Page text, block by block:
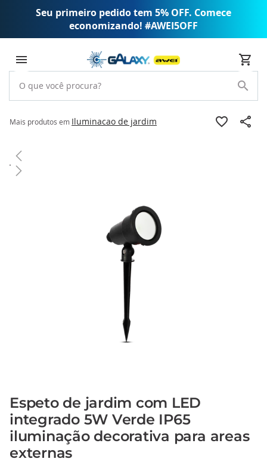
Seu primeiro pedido tem 5% OFF. Comece
economizando! #AWEI5OFF
Mais produtos em Iluminacao de jardim
Pular
para
Saltar
para
o
início
da
Espeto de jardim com LED
integrado 5W Verde IP65
iluminação decorativa para areas
externas